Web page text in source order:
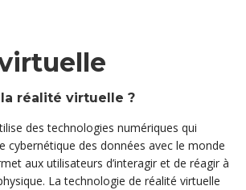
la réalité virtuelle ?
des technologies numériques qui
cybernétique des données avec le monde
aux utilisateurs d’interagir et de réagir à
La technologie de réalité virtuelle